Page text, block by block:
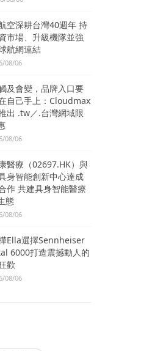
空深耕台灣40週年 持
市場、升級機隊並強
航網連結
08/06
及會變，品牌入口要
自己手上：Cloudmax
出 .tw／.台灣網域限
08/06
醫療（02697.HK）與
身智能創新中心達成
作 共建具身智能醫療
態
08/06
Ella選擇Sennheiser
6000打造震撼動人的
歡
08/06